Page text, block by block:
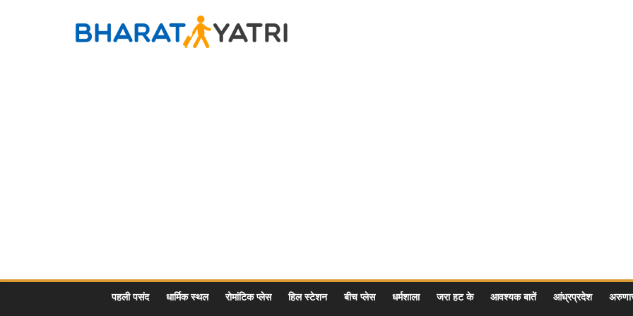
Bharat
पहली पसंद धार्मिक स्थल रोमांटिक प्लेस हिल स्टेशन बीच प्लेस धर्मशाला जरा हट के आवश्यक बातें आंध्रप्रदेश